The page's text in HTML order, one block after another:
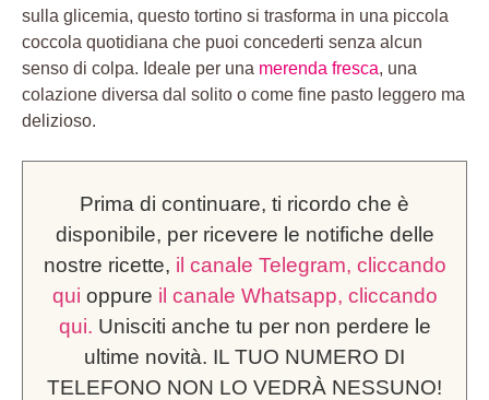
sulla glicemia, questo tortino si trasforma in una piccola
coccola quotidiana che puoi concederti senza alcun
senso di colpa. Ideale per una merenda fresca, una
colazione diversa dal solito o come fine pasto leggero ma
delizioso.
Prima di continuare, ti ricordo che è
disponibile, per ricevere le notifiche delle
nostre ricette, il canale Telegram, cliccando
qui oppure il canale Whatsapp, cliccando
qui. Unisciti anche tu per non perdere le
ultime novità. IL TUO NUMERO DI
TELEFONO NON LO VEDRÀ NESSUNO!